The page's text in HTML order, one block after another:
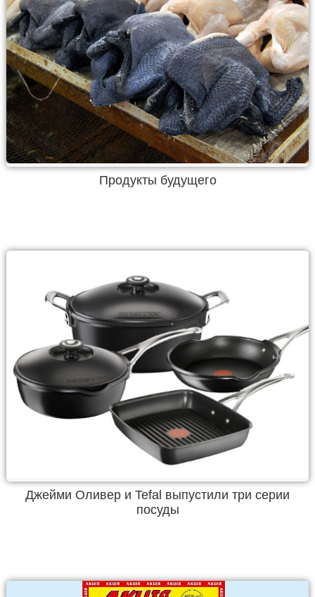
Продукты будущего
Джейми Оливер и Tefal выпустили три серии
посуды